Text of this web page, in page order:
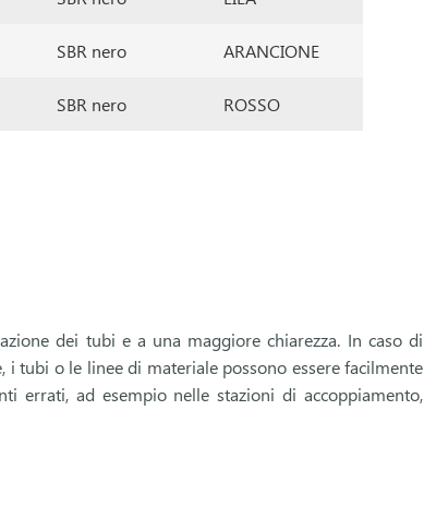
SBR nero ARANCIONE
SBR nero ROSSO
dei tubi e a una maggiore chiarezza. In caso di
tubi o le linee di materiale possono essere facilmente
errati, ad esempio nelle stazioni di accoppiamento,